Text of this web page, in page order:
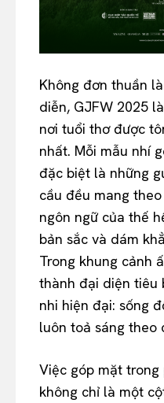
Không đơn thuần
diễn, GJFW 2025
nơi tuổi thơ được
nhất. Mỗi mẫu nhí
đặc biệt là những
cầu đều mang
ngôn ngữ của thế
bản sắc và dám
Trong khung cảnh
thành đại diện tiêu
nhi hiện đại: sống
luôn toả sáng theo
Việc góp mặt
không chỉ là một